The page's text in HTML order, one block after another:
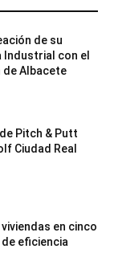
de su
Industrial con el
de Albacete
Pitch & Putt
Ciudad Real
en cinco
eficiencia